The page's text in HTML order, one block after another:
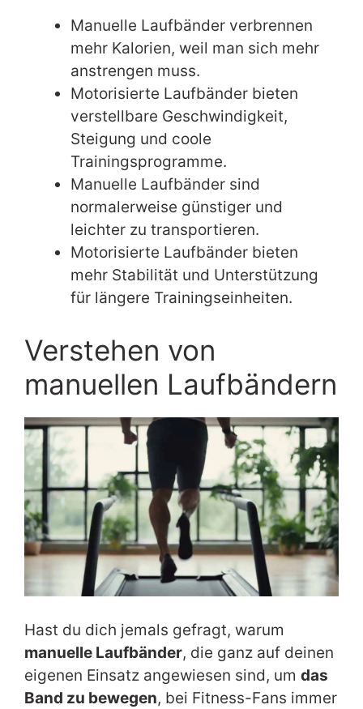
Manuelle Laufbänder verbrennen
mehr Kalorien, weil man sich mehr
anstrengen muss.
Motorisierte Laufbänder bieten
verstellbare Geschwindigkeit,
Steigung und coole
Trainingsprogramme.
Manuelle Laufbänder sind
normalerweise günstiger und
leichter zu transportieren.
Motorisierte Laufbänder bieten
mehr Stabilität und Unterstützung
für längere Trainingseinheiten.
Verstehen von
manuellen Laufbändern
Hast du dich jemals gefragt, warum
manuelle Laufbänder, die ganz auf deinen
eigenen Einsatz angewiesen sind, um das
Band zu bewegen, bei Fitness-Fans immer